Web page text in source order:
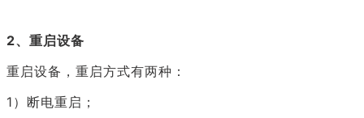
2、重启设备
重启设备，重启方式有两种：
1）断电重启；